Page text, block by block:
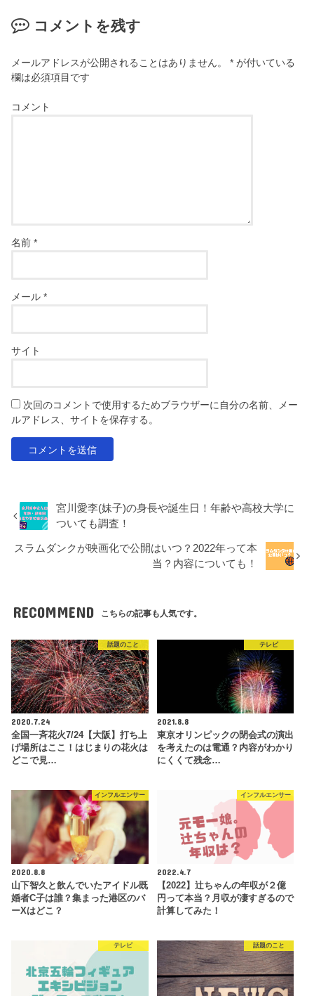
コメントを残す
メールアドレスが公開されることはありません。 * が付いている
欄は必須項目です
コメント
名前*
メール*
サイト
次回のコメントで使用するためブラウザーに自分の名前、メー
ルアドレス、サイトを保存する。
宮川愛李(妹子)の身長や誕生日！年齢や高校大学に
ついても調査！
スラムダンクが映画化で公開はいつ？2022年って本
当？内容についても！
RECOMMEND こちらの記事も人気です。
話題のこと
2020.7.24
全国一斉花火7/24【大阪】打ち上
げ場所はここ！はじまりの花火は
どこで見…
テレビ
2021.8.8
東京オリンピックの閉会式の演出
を考えたのは電通？内容がわかり
にくくて残念…
インフルエンサー
2020.8.8
山下智久と飲んでいたアイドル既
婚者C子は誰？集まった港区のバ
ーXはどこ？
インフルエンサー
2022.4.7
【2022】辻ちゃんの年収が２億
円って本当？月収が凄すぎるので
計算してみた！
テレビ 話題のこと